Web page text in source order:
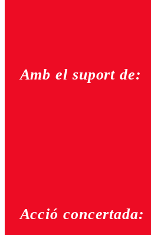
Amb el suport de:
Acció concertada: